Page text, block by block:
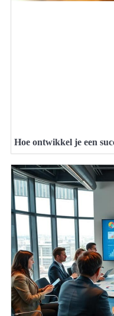
Hoe ontwikkel je een